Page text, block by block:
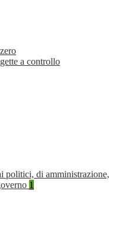
a controllo
politici, di amministrazione,
1